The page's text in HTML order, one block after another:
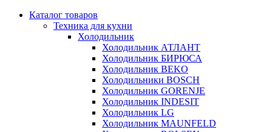
Каталог товаров
Техника для кухни
Холодильник
Холодильник АТЛАНТ
Холодильник БИРЮСА
Холодильник BEKO
Холодильники BOSCH
Холодильник GORENJE
Холодильник INDESIT
Холодильник LG
Холодильник MAUNFELD